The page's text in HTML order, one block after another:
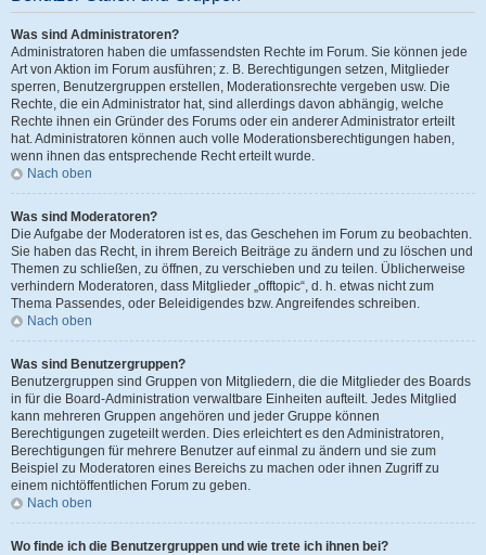
Was sind Administratoren?
Administratoren haben die umfassendsten Rechte im Forum. Sie können jede
Art von Aktion im Forum ausführen; z. B. Berechtigungen setzen, Mitglieder
sperren, Benutzergruppen erstellen, Moderationsrechte vergeben usw. Die
Rechte, die ein Administrator hat, sind allerdings davon abhängig, welche
Rechte ihnen ein Gründer des Forums oder ein anderer Administrator erteilt
hat. Administratoren können auch volle Moderationsberechtigungen haben,
wenn ihnen das entsprechende Recht erteilt wurde.
Nach oben
Was sind Moderatoren?
Die Aufgabe der Moderatoren ist es, das Geschehen im Forum zu beobachten.
Sie haben das Recht, in ihrem Bereich Beiträge zu ändern und zu löschen und
Themen zu schließen, zu öffnen, zu verschieben und zu teilen. Üblicherweise
verhindern Moderatoren, dass Mitglieder „offtopic“, d. h. etwas nicht zum
Thema Passendes, oder Beleidigendes bzw. Angreifendes schreiben.
Nach oben
Was sind Benutzergruppen?
Benutzergruppen sind Gruppen von Mitgliedern, die die Mitglieder des Boards
in für die Board-Administration verwaltbare Einheiten aufteilt. Jedes Mitglied
kann mehreren Gruppen angehören und jeder Gruppe können
Berechtigungen zugeteilt werden. Dies erleichtert es den Administratoren,
Berechtigungen für mehrere Benutzer auf einmal zu ändern und sie zum
Beispiel zu Moderatoren eines Bereichs zu machen oder ihnen Zugriff zu
einem nichtöffentlichen Forum zu geben.
Nach oben
Wo finde ich die Benutzergruppen und wie trete ich ihnen bei?